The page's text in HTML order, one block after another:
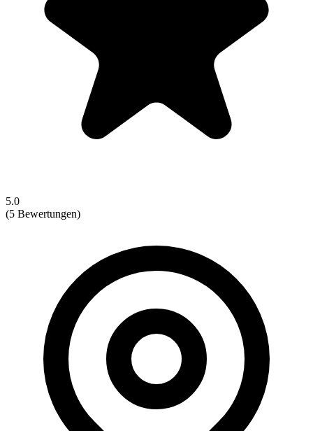
5.0
(5 Bewertungen)